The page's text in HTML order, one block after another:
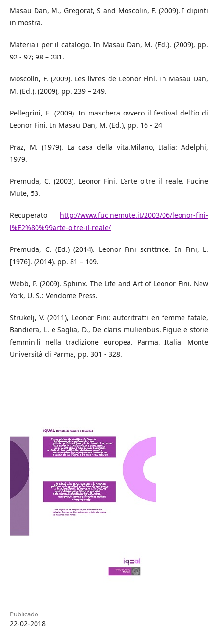
Masau Dan, M., Gregorat, S and Moscolin, F. (2009). I dipinti
in mostra.
Materiali per il catalogo. In Masau Dan, M. (Ed.). (2009), pp.
92 - 97; 98 – 231.
Moscolin, F. (2009). Les livres de Leonor Fini. In Masau Dan,
M. (Ed.). (2009), pp. 239 – 249.
Pellegrini, E. (2009). In maschera ovvero il festival dell’io di
Leonor Fini. In Masau Dan, M. (Ed.), pp. 16 - 24.
Praz, M. (1979). La casa della vita.Milano, Italia: Adelphi,
1979.
Premuda, C. (2003). Leonor Fini. L’arte oltre il reale. Fucine
Mute, 53.
Recuperato http://www.fucinemute.it/2003/06/leonor-fini-
l%E2%80%99arte-oltre-il-reale/
Premuda, C. (Ed.) (2014). Leonor Fini scrittrice. In Fini, L.
[1976]. (2014), pp. 81 – 109.
Webb, P. (2009). Sphinx. The Life and Art of Leonor Fini. New
York, U. S.: Vendome Press.
Strukelj, V. (2011), Leonor Fini: autoritratti en femme fatale,
Bandiera, L. e Saglia, D., De claris mulieribus. Figue e storie
femminili nella tradizione europea. Parma, Italia: Monte
Università di Parma, pp. 301 - 328.
Publicado
22-02-2018